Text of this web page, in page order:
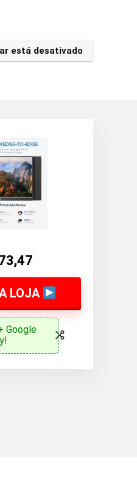
está desativado
LOJA
Google